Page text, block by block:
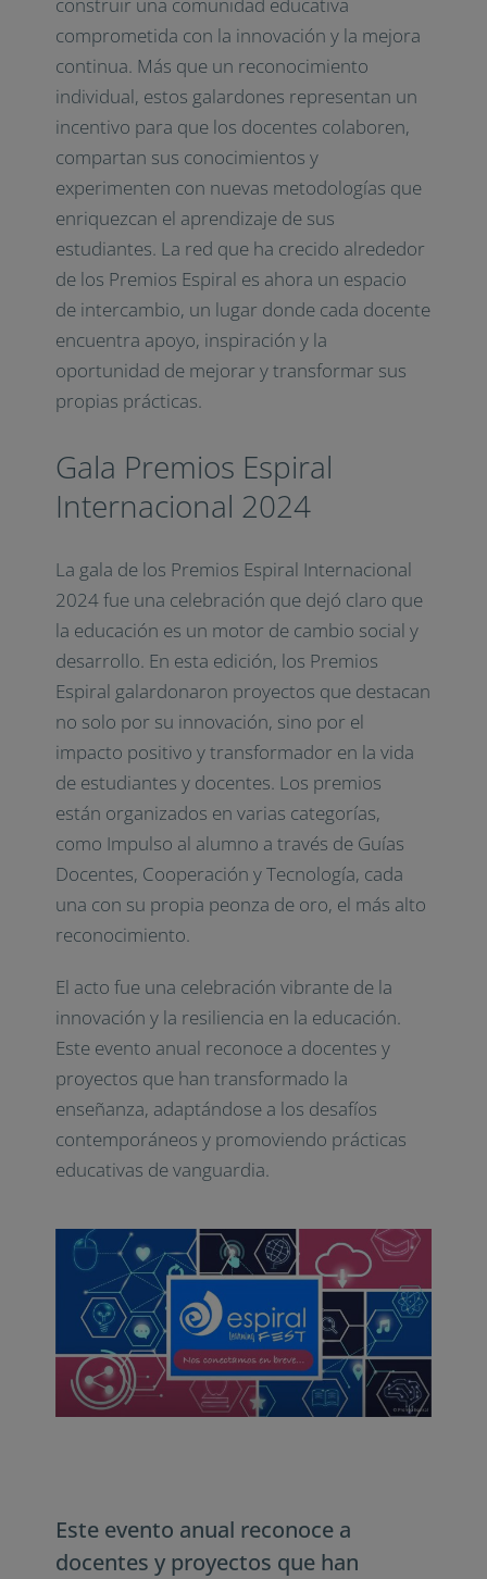
comprometida con la innovación y la mejora
continua. Más que un reconocimiento
individual, estos galardones representan un
incentivo para que los docentes colaboren,
compartan sus conocimientos y
experimenten con nuevas metodologías que
enriquezcan el aprendizaje de sus
estudiantes. La red que ha crecido alrededor
de los Premios Espiral es ahora un espacio
de intercambio, un lugar donde cada docente
encuentra apoyo, inspiración y la
oportunidad de mejorar y transformar sus
propias prácticas.
Gala Premios Espiral
Internacional 2024
La gala de los Premios Espiral Internacional
2024 fue una celebración que dejó claro que
la educación es un motor de cambio social y
desarrollo. En esta edición, los Premios
Espiral galardonaron proyectos que destacan
no solo por su innovación, sino por el
impacto positivo y transformador en la vida
de estudiantes y docentes. Los premios
están organizados en varias categorías,
como Impulso al alumno a través de Guías
Docentes, Cooperación y Tecnología, cada
una con su propia peonza de oro, el más alto
reconocimiento.
El acto fue una celebración vibrante de la
innovación y la resiliencia en la educación.
Este evento anual reconoce a docentes y
proyectos que han transformado la
enseñanza, adaptándose a los desafíos
contemporáneos y promoviendo prácticas
educativas de vanguardia.
Este evento anual reconoce a
docentes y proyectos que han